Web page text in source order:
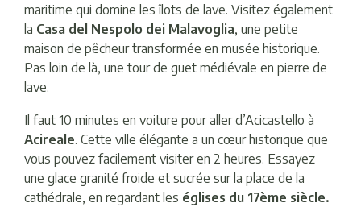
maritime qui domine les îlots de lave. Visitez également
la Casa del Nespolo dei Malavoglia, une petite
maison de pêcheur transformée en musée historique.
Pas loin de là, une tour de guet médiévale en pierre de
lave.
Il faut 10 minutes en voiture pour aller d’Acicastello à
Acireale. Cette ville élégante a un cœur historique que
vous pouvez facilement visiter en 2 heures. Essayez
une glace granité froide et sucrée sur la place de la
cathédrale, en regardant les églises du 17ème siècle.